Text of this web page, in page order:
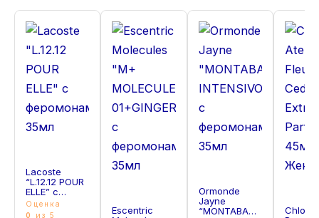
Lacoste
“L.12.12 POUR
ELLE” с
феромонами
35мл
Оценка
0
из 5
Escentric
Ormonde
Jayne
“MONTABACO
Chloe